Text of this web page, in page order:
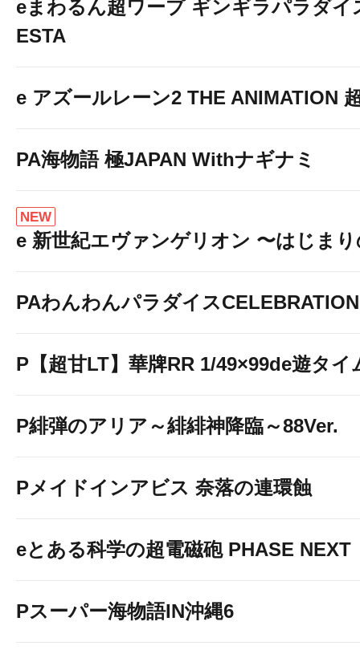
から
Wi-Fi設定をONに
スポット名
eまわるん超ワープ ギンギラパラダイ
ESTA
e アズールレーン2 THE ANIMATION
PA海物語 極JAPAN Withナギナミ
NEW
e 新世紀エヴァンゲリオン 〜はじま
PAわんわんパラダイスCELEBRATION
P【超甘LT】華牌RR 1/49×99de遊タイ
P緋弾のアリア～緋緋神降臨～88Ver.
Pメイドインアビス 奈落の連環蝕
eとある科学の超電磁砲 PHASE NEXT
Pスーパー海物語IN沖縄6